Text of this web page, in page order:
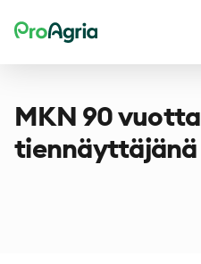
ProAgria
MKN 90 vuotta
tiennäyttäjänä